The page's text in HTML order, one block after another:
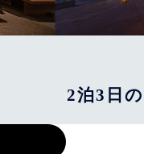
2泊3日